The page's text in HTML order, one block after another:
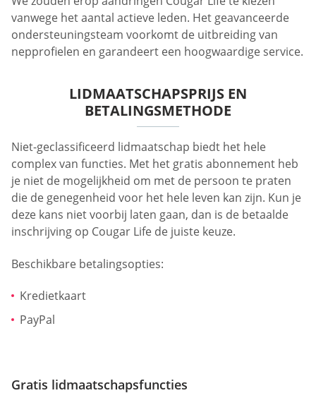
vanwege het aantal actieve leden. Het geavanceerde
ondersteuningsteam voorkomt de uitbreiding van
nepprofielen en garandeert een hoogwaardige service.
LIDMAATSCHAPSPRIJS EN
BETALINGSMETHODE
Niet-geclassificeerd lidmaatschap biedt het hele
complex van functies. Met het gratis abonnement heb
je niet de mogelijkheid om met de persoon te praten
die de genegenheid voor het hele leven kan zijn. Kun je
deze kans niet voorbij laten gaan, dan is de betaalde
inschrijving op Cougar Life de juiste keuze.
Beschikbare betalingsopties:
Kredietkaart
PayPal
Gratis lidmaatschapsfuncties